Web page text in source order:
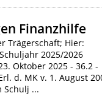
Finanzhilfe
Trägerschaft; Hier:
2025/2026
Oktober 2025 - 36.2 -
d. MK v. 1. August
Schulj ...